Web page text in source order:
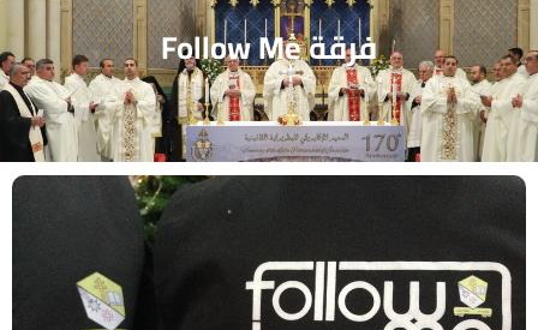
فرقة Follow Me